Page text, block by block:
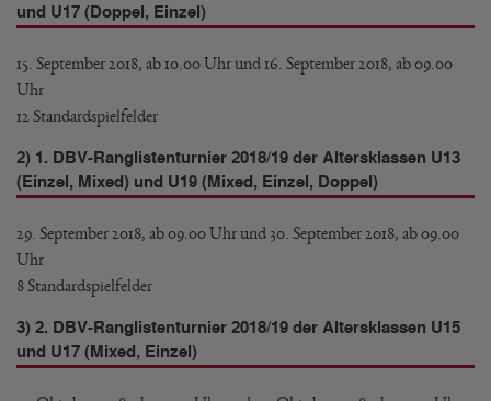
und U17 (Doppel, Einzel)
15. September 2018, ab 10.00 Uhr und 16. September 2018, ab 09.00
Uhr
12 Standardspielfelder
2) 1. DBV-Ranglistenturnier 2018/19 der Altersklassen U13
(Einzel, Mixed) und U19 (Mixed, Einzel, Doppel)
29. September 2018, ab 09.00 Uhr und 30. September 2018, ab 09.00
Uhr
8 Standardspielfelder
3) 2. DBV-Ranglistenturnier 2018/19 der Altersklassen U15
und U17 (Mixed, Einzel)